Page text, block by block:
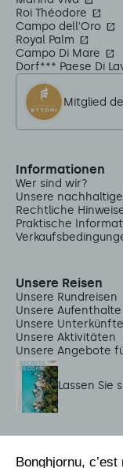
Roi Théodore
Campo dell'Oro
Royal Palm
Campo Di Mare
Dorf*** Paese Di
Mitglied
Informationen
Wer sind wir?
Unsere
Rechtliche
Praktische
Unsere Reisen
Unsere Rundreisen
Unsere Aufenthalte
Unsere Unterkünfte
Unsere Aktivitäten
Unsere Angebote
Lassen Sie